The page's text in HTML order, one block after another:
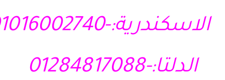
الاسكندرية:-01016002740
الدلتا:-01284817088